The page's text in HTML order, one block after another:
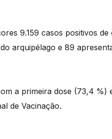
9.159 casos positivos de
arquipélago e 89
a primeira dose (73,4 %)
de Vacinação.